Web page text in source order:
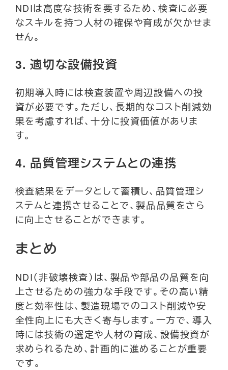
NDIは高度な技術を要するため、検査に必要
なスキルを持つ人材の確保や育成が欠かせま
せん。
3.適切な設備投資
初期導入時には検査装置や周辺設備への投
資が必要です。ただし、長期的なコスト削減効
果を考慮すれば、十分に投資価値がありま
す。
4. 品質管理システムとの連携
検査結果をデータとして蓄積し、品質管理シ
ステムと連携させることで、製品品質をさら
に向上させることができます。
まとめ
NDI（非破壊検査）は、製品や部品の品質を向
上させるための強力な手段です。その高い精
度と効率性は、製造現場でのコスト削減や安
全性向上にも大きく寄与します。一方で、導入
時には技術の選定や人材の育成、設備投資が
求められるため、計画的に進めることが重要
です。